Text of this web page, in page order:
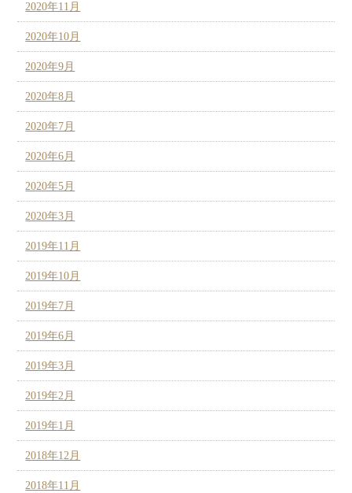
2020年11月
2020年10月
2020年9月
2020年8月
2020年7月
2020年6月
2020年5月
2020年3月
2019年11月
2019年10月
2019年7月
2019年6月
2019年3月
2019年2月
2019年1月
2018年12月
2018年11月